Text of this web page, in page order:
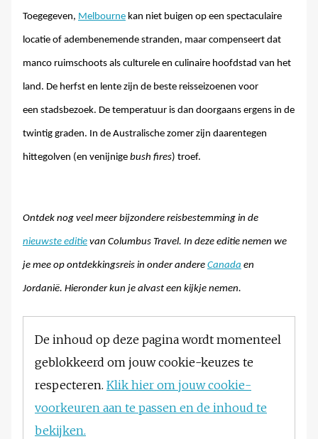
Toegegeven, Melbourne kan niet buigen op een spectaculaire
locatie of adembenemende stranden, maar compenseert dat
manco ruimschoots als culturele en culinaire hoofdstad van het
land. De herfst en lente zijn de beste reisseizoenen voor
een stadsbezoek. De temperatuur is dan doorgaans ergens in de
twintig graden. In de Australische zomer zijn daarentegen
hittegolven (en venijnige bush fires) troef.
Ontdek nog veel meer bijzondere reisbestemming in de
nieuwste editie van Columbus Travel. In deze editie nemen we
je mee op ontdekkingsreis in onder andere Canada en
Jordanië. Hieronder kun je alvast een kijkje nemen.
De inhoud op deze pagina wordt momenteel
geblokkeerd om jouw cookie-keuzes te
respecteren. Klik hier om jouw cookie-
voorkeuren aan te passen en de inhoud te
bekijken.